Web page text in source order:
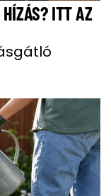
HÍZÁS? ITT AZ